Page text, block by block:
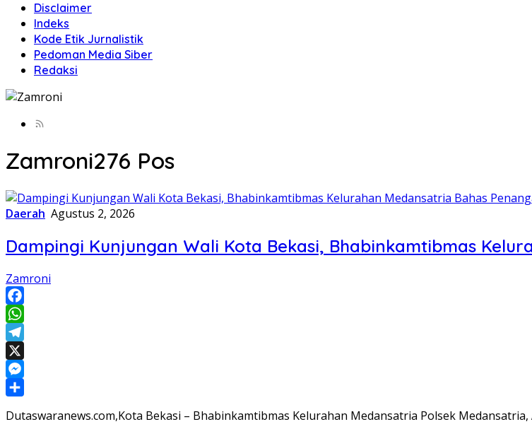
Disclaimer
Indeks
Kode Etik Jurnalistik
Pedoman Media Siber
Redaksi
Zamroni276 Pos
Daerah Agustus 2, 2026
Dampingi Kunjungan Wali Kota Bekasi, Bhabinkamtibmas
Zamroni
Facebook
WhatsApp
Telegram
X
Messenger
Dutaswaranews.com,Kota Bekasi – Bhabinkamtibmas Kelurahan Medansatria Polsek